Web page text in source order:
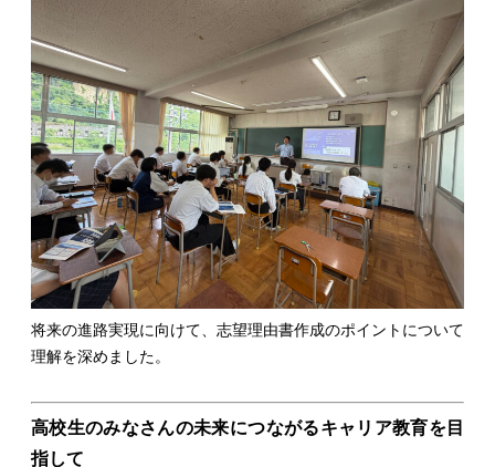
将来の進路実現に向けて、志望理由書作成のポイントについて
理解を深めました。
高校生のみなさんの未来につながるキャリア教育を目
指して